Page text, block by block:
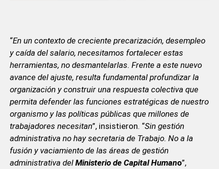
“En un contexto de creciente precarización, desempleo
y caída del salario, necesitamos fortalecer estas
herramientas, no desmantelarlas. Frente a este nuevo
avance del ajuste, resulta fundamental profundizar la
organización y construir una respuesta colectiva que
permita defender las funciones estratégicas de nuestro
organismo y las políticas públicas que millones de
trabajadores necesitan”, insistieron. “Sin gestión
administrativa no hay secretaria de Trabajo. No a la
fusión y vaciamiento de las áreas de gestión
administrativa del Ministerio de Capital Humano”,